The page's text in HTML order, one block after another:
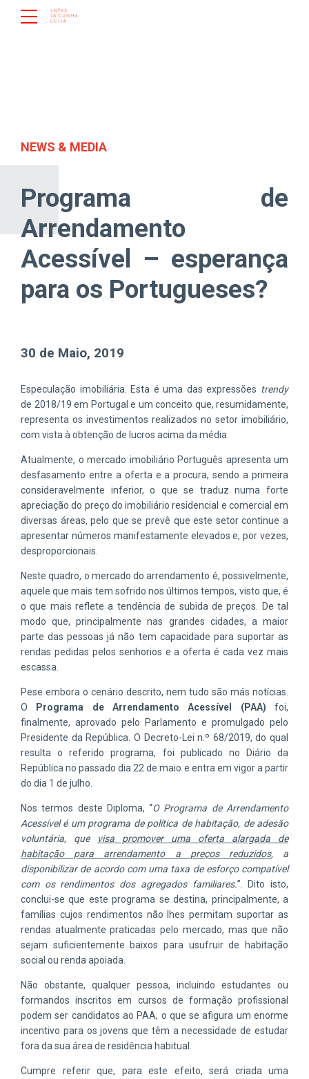
NEWS & MEDIA
Programa de
Arrendamento
Acessível – esperança
para os Portugueses?
30 de Maio, 2019
Especulação imobiliária. Esta é uma das expressões trendy
de 2018/19 em Portugal e um conceito que, resumidamente,
representa os investimentos realizados no setor imobiliário,
com vista à obtenção de lucros acima da média.
Atualmente, o mercado imobiliário Português apresenta um
desfasamento entre a oferta e a procura, sendo a primeira
consideravelmente inferior, o que se traduz numa forte
apreciação do preço do imobiliário residencial e comercial em
diversas áreas, pelo que se prevê que este setor continue a
apresentar números manifestamente elevados e, por vezes,
desproporcionais.
Neste quadro, o mercado do arrendamento é, possivelmente,
aquele que mais tem sofrido nos últimos tempos, visto que, é
o que mais reflete a tendência de subida de preços. De tal
modo que, principalmente nas grandes cidades, a maior
parte das pessoas já não tem capacidade para suportar as
rendas pedidas pelos senhorios e a oferta é cada vez mais
escassa.
Pese embora o cenário descrito, nem tudo são más notícias.
O Programa de Arrendamento Acessível (PAA) foi,
finalmente, aprovado pelo Parlamento e promulgado pelo
Presidente da República. O Decreto-Lei n.º 68/2019, do qual
resulta o referido programa, foi publicado no Diário da
República no passado dia 22 de maio e entra em vigor a partir
do dia 1 de julho.
Nos termos deste Diploma, “O Programa de Arrendamento
Acessível é um programa de política de habitação, de adesão
voluntária, que
visa promover uma oferta alargada de
habitação para arrendamento a preços reduzidos, a
disponibilizar de acordo com uma taxa de esforço compatível
com os rendimentos dos agregados familiares.”. Dito isto,
conclui-se que este programa se destina, principalmente, a
famílias cujos rendimentos não lhes permitam suportar as
rendas atualmente praticadas pelo mercado, mas que não
sejam suficientemente baixos para usufruir de habitação
social ou renda apoiada.
Não obstante, qualquer pessoa, incluindo estudantes ou
formandos inscritos em cursos de formação profissional
podem ser candidatos ao PAA, o que se afigura um enorme
incentivo para os jovens que têm a necessidade de estudar
fora da sua área de residência habitual.
Cumpre referir que, para este efeito, será criada uma